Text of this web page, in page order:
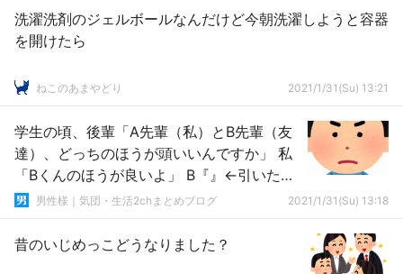
洗濯洗剤のジェルボールなんだけど今朝洗濯しようと容器
を開けたら
ねこのあまやどり 2021/1/31(Su) 13:21
学生の頃、後輩「A先輩（私）とB先輩（友
達）、どっちのほうが頭いいんですか」 私
「Bくんのほうが良いよ」 B『』←引いたん
だが…男性様｜気団・生活2chまとめブログ 2021/1/31(Su) 13:18
昔のいじめっこどうなりました？